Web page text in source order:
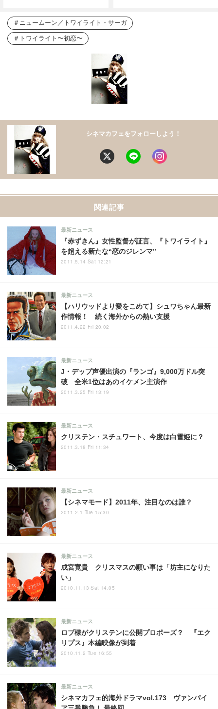
ニュームーン／トワイライト・サーガ
トワイライト〜初恋〜
シネマカフェをフォローしよう！
関連記事
『赤ずきん』女性監督が証言、『トワイライト』
を超える新たな“恋のジレンマ”
最新ニュース
2011.5.14 Sat 12:21
【ハリウッドより愛をこめて】シュワちゃん最新
作情報！ 続く海外からの熱い支援
最新ニュース
2011.4.22 Fri 20:02
J・デップ声優出演の『ランゴ』9,000万ドル突
破 全米1位はあのイケメン主演作
最新ニュース
2011.3.25 Fri 13:19
クリステン・スチュワート、今度は白雪姫に？
最新ニュース
2011.3.18 Fri 11:34
【シネマモード】2011年、注目なのは誰？
最新ニュース
2011.2.1 Tue 15:30
成宮寛貴 クリスマスの願い事は「坊主になりた
い」
最新ニュース
2010.11.13 Sat 14:05
ロブ様がクリステンに公開プロポーズ？ 『エク
リプス』本編映像が到着
最新ニュース
2010.11.2 Tue 16:55
シネマカフェ的海外ドラマvol.173 ヴァンパイ
最新ニュース